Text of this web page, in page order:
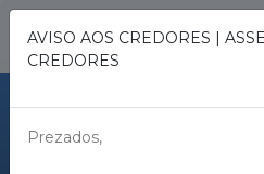
AVISO AOS CREDORES |
CREDORES
Prezados,